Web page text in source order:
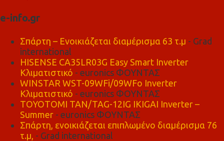
e-info.gr
Σπάρτη – Ενοικιάζεται διαμέρισμα 63 τ.μ - Grad
international
HISENSE CA35LR03G Easy Smart Inverter
Κλιματιστικό - euronics ΦΟΥΝΤΑΣ
WINSTAR WST-09WFi/09WFo Inverter
Κλιματιστικό - euronics ΦΟΥΝΤΑΣ
TOYOTOMI TAN/TAG-12IG IKIGAI Inverter –
Summer - euronics ΦΟΥΝΤΑΣ
Σπάρτη, ενοικιάζεται επιπλωμένο διαμέρισμα 76
τ.μ, - Grad international